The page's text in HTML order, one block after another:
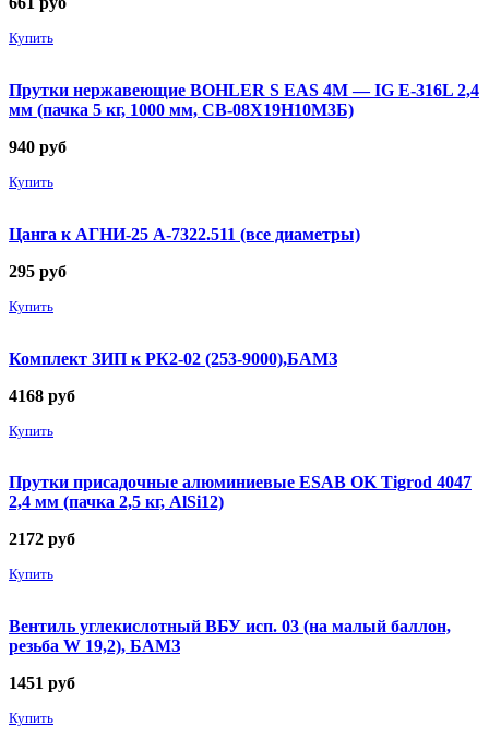
Купить
Прутки нержавеющие BOHLER S EAS 4M — IG E-316L 2,4
мм (пачка 5 кг, 1000 мм, СВ-08Х19Н10М3Б)
940 руб
Купить
Цанга к АГНИ-25 А-7322.511 (все диаметры)
295 руб
Купить
Комплект ЗИП к РК2-02 (253-9000),БАМЗ
4168 руб
Купить
Прутки присадочные алюминиевые ESAB OK Tigrod 4047
2,4 мм (пачка 2,5 кг, AlSi12)
2172 руб
Купить
Вентиль углекислотный ВБУ исп. 03 (на малый баллон,
резьба W 19,2), БАМЗ
1451 руб
Купить